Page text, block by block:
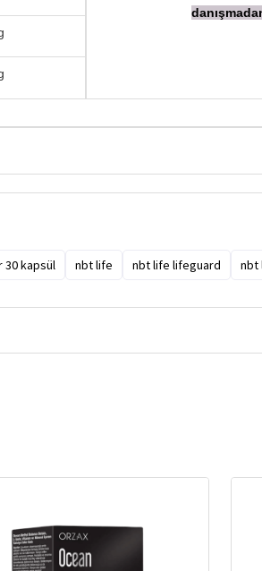
30 kapsül nbt life nbt life lifeguard nbt